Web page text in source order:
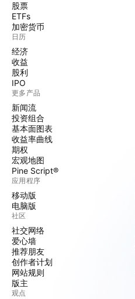
股票
ETFs
加密货币
日历
经济
收益
股利
IPO
更多产品
新闻流
投资组合
基本面图表
收益率曲线
期权
宏观地图
Pine Script®
应用程序
移动版
电脑版
社区
社交网络
爱心墙
推荐朋友
创作者计划
网站规则
版主
观点